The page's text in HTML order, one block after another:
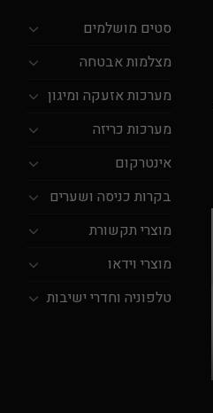
סטים מושלמים
מצלמות אבטחה
מערכות אזעקה ומיגון
מערכות כריזה
אינטרקום
בקרות כניסה ושערים
מוצרי תקשורת
מוצרי וידאו
טלפוניה וחדרי ישיבות